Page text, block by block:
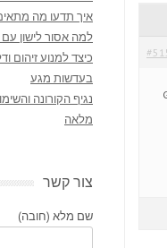
איך תדעו מה
למה אסור לישון
כיצד למנוע זיהום
בעדשות מגע
נגיף הקורונה
מלאה
צור קשר
שם מלא (חובה)